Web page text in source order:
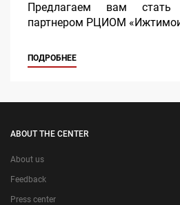
Предлагаем вам стать
партнером РЦИОМ
ПОДРОБНЕЕ
ABOUT THE CENTER
About us
Feedback
Press center